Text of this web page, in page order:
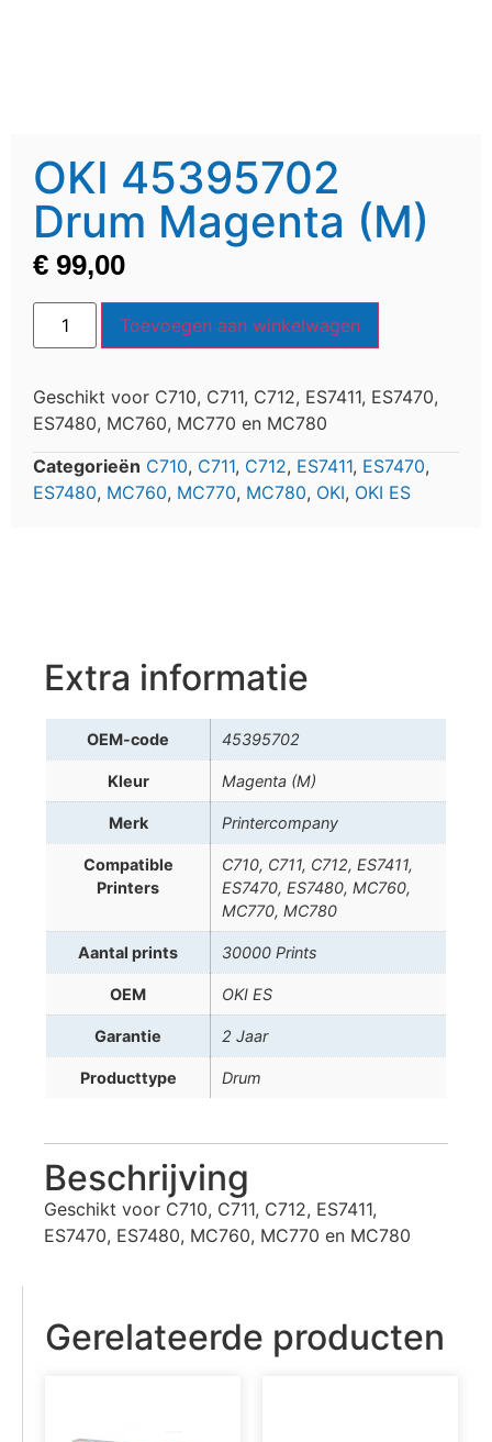
OKI 45395702
Drum Magenta (M)
€ 99,00
Toevoegen aan winkelwagen
Geschikt voor C710, C711, C712, ES7411, ES7470,
ES7480, MC760, MC770 en MC780
Categorieën C710, C711, C712, ES7411, ES7470,
ES7480, MC760, MC770, MC780, OKI, OKI ES
Extra informatie
OEM-code 45395702
Kleur Magenta (M)
Merk Printercompany
Compatible
Printers
C710, C711, C712, ES7411,
ES7470, ES7480, MC760,
MC770, MC780
Aantal prints 30000 Prints
OEM OKI ES
Garantie 2 Jaar
Producttype Drum
Beschrijving
Geschikt voor C710, C711, C712, ES7411,
ES7470, ES7480, MC760, MC770 en MC780
Gerelateerde producten